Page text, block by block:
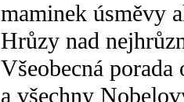
maminek úsměvy
Hrůzy nad
Všeobecná
a všechny